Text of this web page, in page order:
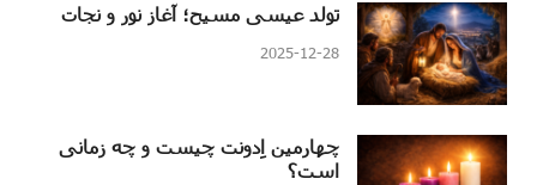
تولد عیسی مسیح؛ آغاز نور و نجات
2025-12-28
چهارمین اِدونت چیست و چه زمانی
است؟